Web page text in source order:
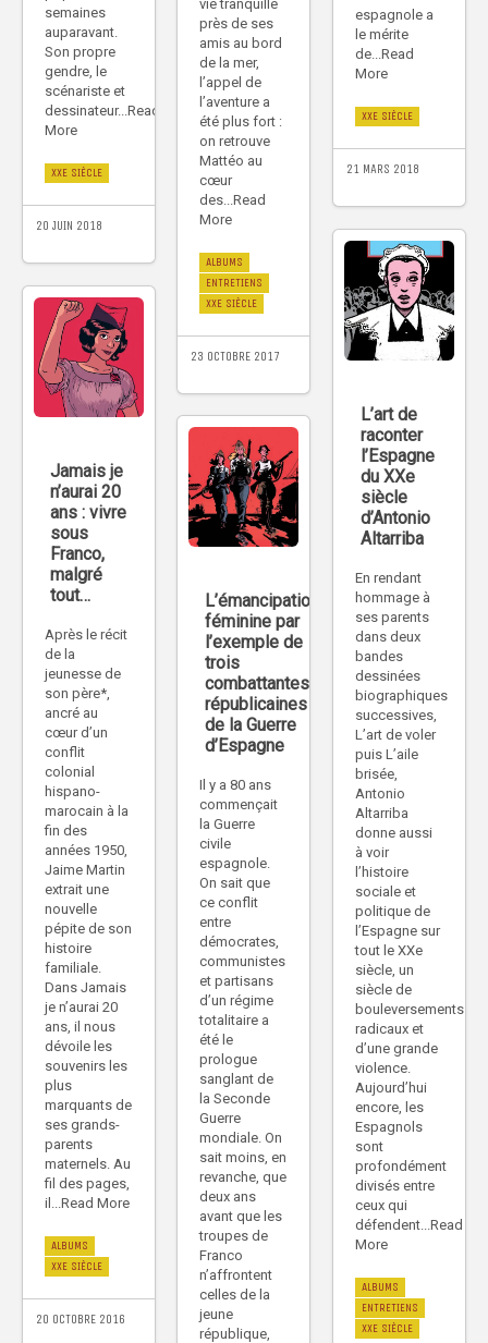
semaines
auparavant.
Son propre
gendre, le
scénariste et
dessinateur...Read
More
XXE SIÈCLE
20 JUIN 2018
espagnole a
le mérite
de...Read
More
XXE SIÈCLE
21 MARS 2018
vie tranquille
près de ses
amis au bord
de la mer,
l’appel de
l’aventure a
été plus fort :
on retrouve
Mattéo au
cœur
des...Read
More
ALBUMS
ENTRETIENS
XXE SIÈCLE
23 OCTOBRE 2017
L’art de
raconter
l’Espagne
du XXe
siècle
d’Antonio
Altarriba
En rendant
hommage à
ses parents
dans deux
bandes
dessinées
biographiques
successives,
L’art de voler
puis L’aile
brisée,
Antonio
Altarriba
donne aussi
à voir
l’histoire
sociale et
politique de
l’Espagne sur
tout le XXe
siècle, un
siècle de
bouleversements
radicaux et
d’une grande
violence.
Aujourd’hui
encore, les
Espagnols
sont
profondément
divisés entre
ceux qui
défendent...Read
More
ALBUMS
ENTRETIENS
XXE SIÈCLE
Jamais je
n’aurai 20
ans : vivre
sous
Franco,
malgré
tout…
Après le récit
de la
jeunesse de
son père*,
ancré au
cœur d’un
conflit
colonial
hispano-
marocain à la
fin des
années 1950,
Jaime Martin
extrait une
nouvelle
pépite de son
histoire
familiale.
Dans Jamais
je n’aurai 20
ans, il nous
dévoile les
souvenirs les
plus
marquants de
ses grands-
parents
maternels. Au
fil des pages,
il...Read More
ALBUMS
XXE SIÈCLE
20 OCTOBRE 2016
L’émancipation
féminine par
l’exemple de
trois
combattantes
républicaines
de la Guerre
d’Espagne
Il y a 80 ans
commençait
la Guerre
civile
espagnole.
On sait que
ce conflit
entre
démocrates,
communistes
et partisans
d’un régime
totalitaire a
été le
prologue
sanglant de
la Seconde
Guerre
mondiale. On
sait moins, en
revanche, que
deux ans
avant que les
troupes de
Franco
n’affrontent
celles de la
jeune
république,